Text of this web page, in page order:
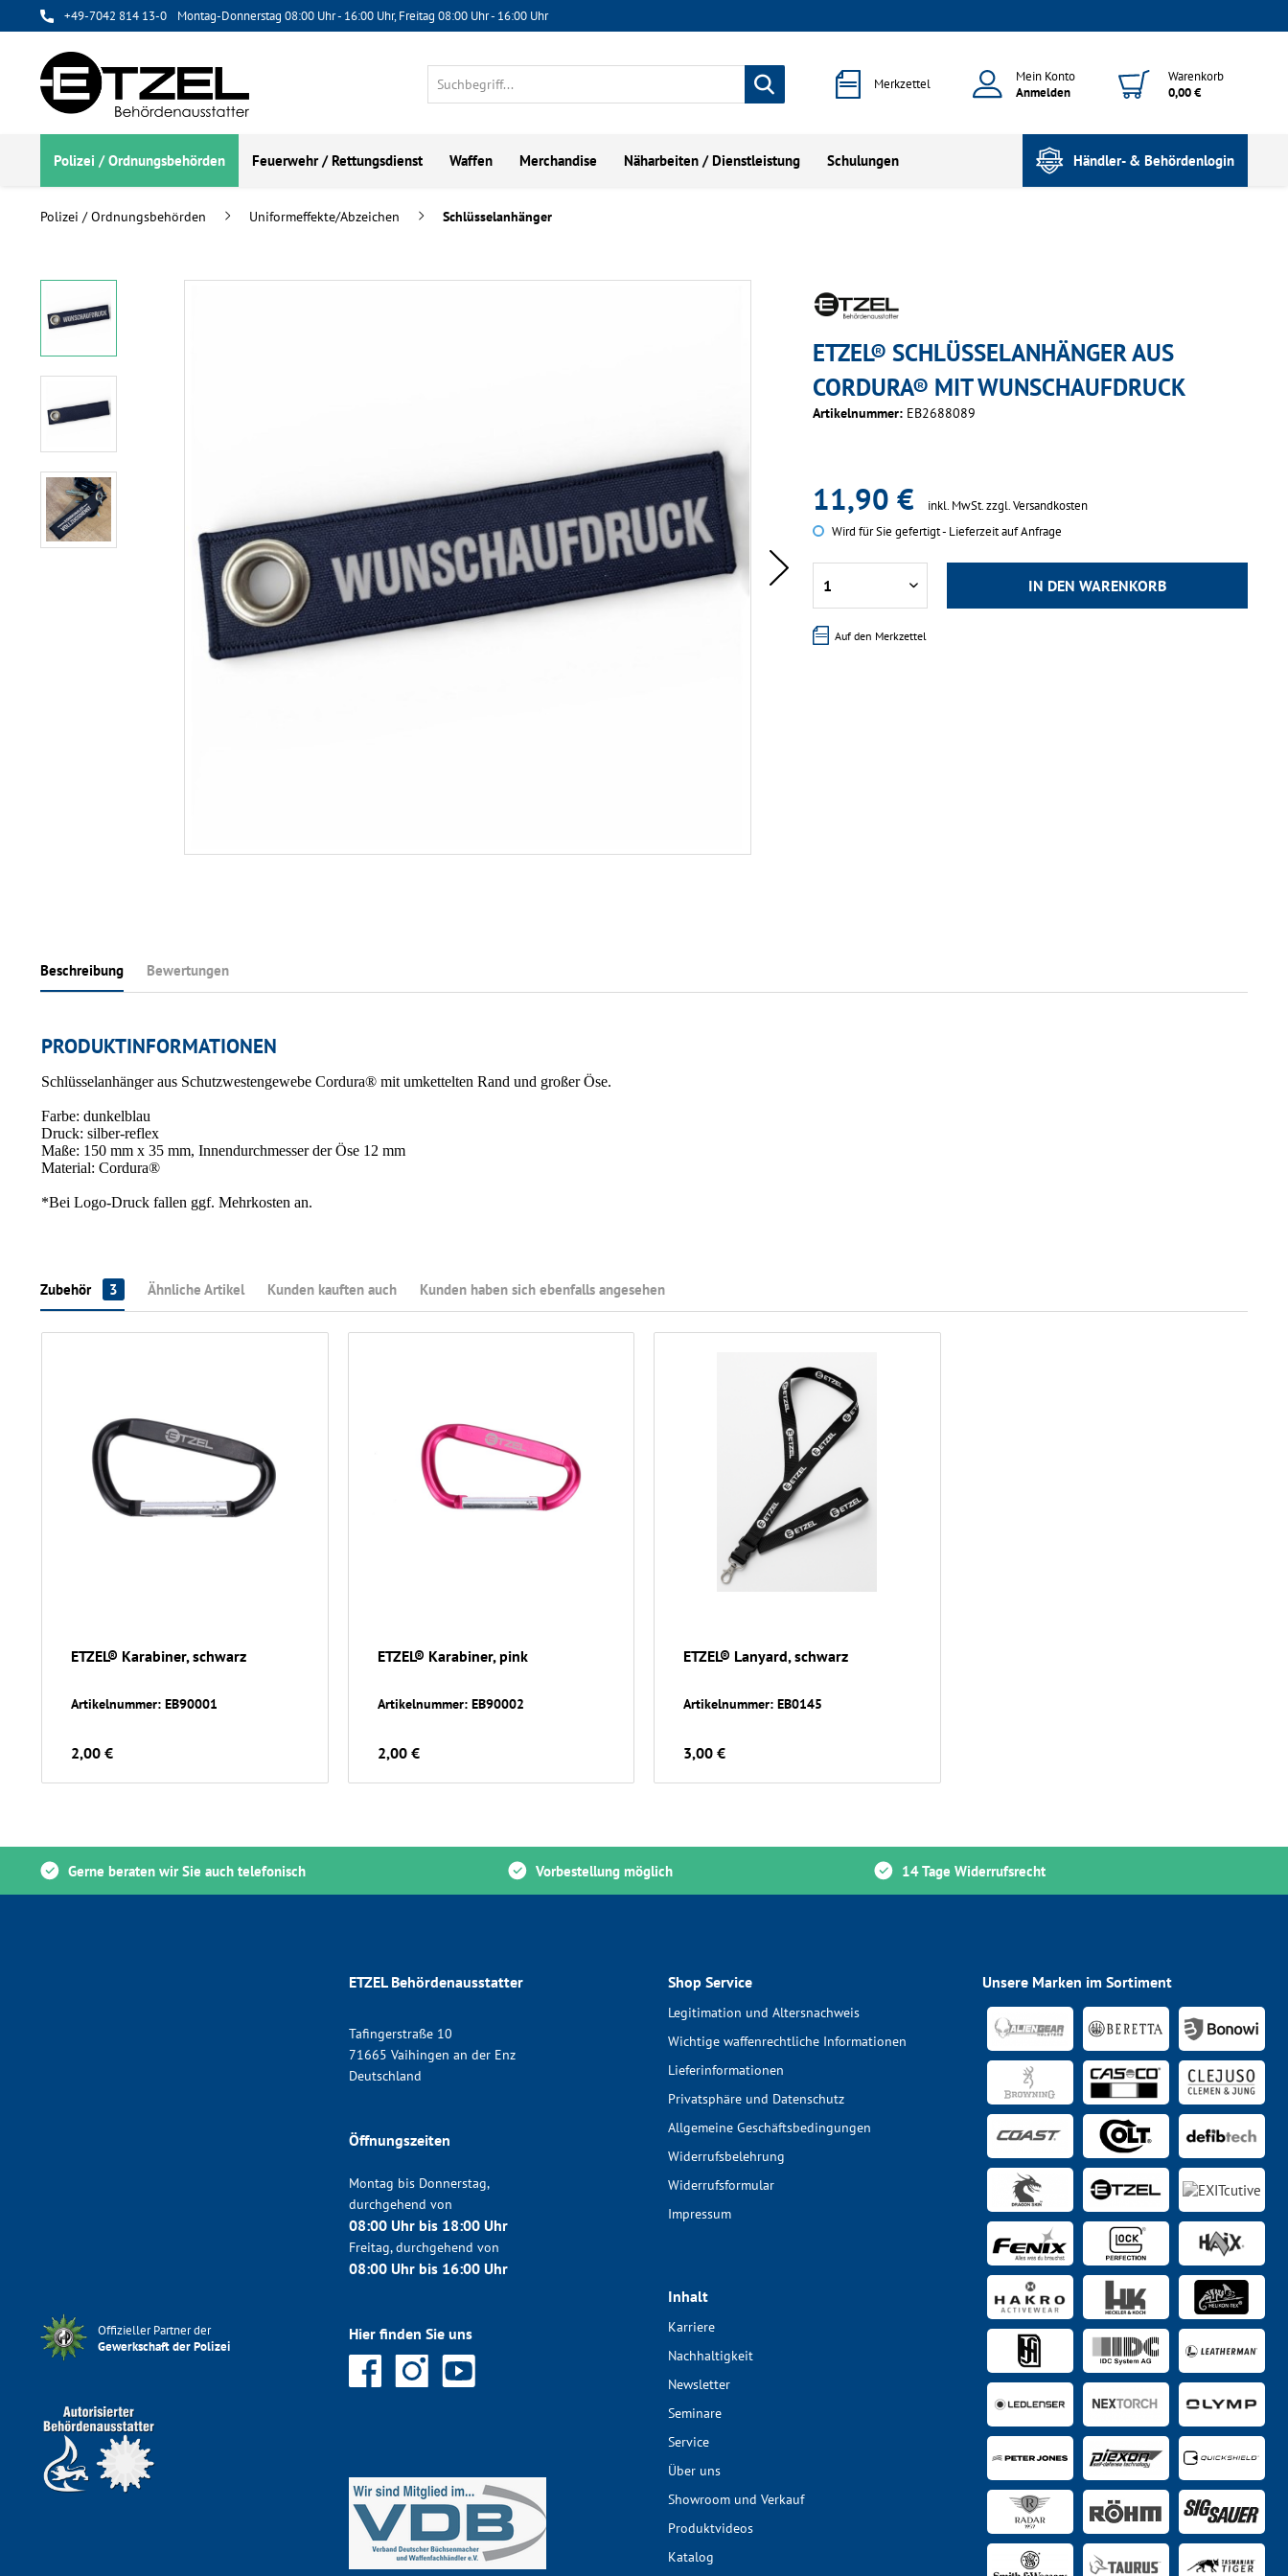
+49-7042 814 13-0 Montag-Donnerstag 08:00 Uhr - 16:00 Uhr, Freitag 08:00 Uhr - 16:00 Uhr
Merkzettel
Mein Konto
Anmelden
Warenkorb
0,00 €
Polizei / Ordnungsbehörden Feuerwehr / Rettungsdienst Waffen Merchandise Näharbeiten / Dienstleistung Schulungen Händler- & Behördenlogin
Polizei / Ordnungsbehörden Uniformeffekte/Abzeichen Schlüsselanhänger
ETZEL® SCHLÜSSELANHÄNGER AUS
CORDURA® MIT WUNSCHAUFDRUCK
Artikelnummer: EB2688089
11,90 € inkl. MwSt.zzgl. Versandkosten
Wird für Sie gefertigt - Lieferzeit auf Anfrage
IN DEN WARENKORB
Auf den Merkzettel
Beschreibung Bewertungen
PRODUKTINFORMATIONEN
Schlüsselanhänger aus Schutzwestengewebe Cordura® mit umkettelten Rand und großer Öse.
Farbe: dunkelblau
Druck: silber-reflex
Maße: 150 mm x 35 mm, Innendurchmesser der Öse 12 mm
Material: Cordura®
*Bei Logo-Druck fallen ggf. Mehrkosten an.
Zubehör 3 Ähnliche Artikel Kunden kauften auch Kunden haben sich ebenfalls angesehen
ETZEL® Karabiner, schwarz
Artikelnummer: EB90001
2,00 €
ETZEL® Karabiner, pink
Artikelnummer: EB90002
2,00 €
ETZEL® Lanyard, schwarz
Artikelnummer: EB0145
3,00 €
Gerne beraten wir Sie auch telefonisch Vorbestellung möglich 14 Tage Widerrufsrecht
Offizieller Partner der
Gewerkschaft der Polizei
ETZEL Behördenausstatter
Tafingerstraße 10
71665 Vaihingen an der Enz
Deutschland
Öffnungszeiten
Montag bis Donnerstag,
durchgehend von
08:00 Uhr bis 18:00 Uhr
Freitag, durchgehend von
08:00 Uhr bis 16:00 Uhr
Hier finden Sie uns
Shop Service
Legitimation und Altersnachweis
Wichtige waffenrechtliche Informationen
Lieferinformationen
Privatsphäre und Datenschutz
Allgemeine Geschäftsbedingungen
Widerrufsbelehrung
Widerrufsformular
Impressum
Inhalt
Karriere
Nachhaltigkeit
Newsletter
Seminare
Service
Über uns
Showroom und Verkauf
Produktvideos
Katalog
Unsere Marken im Sortiment